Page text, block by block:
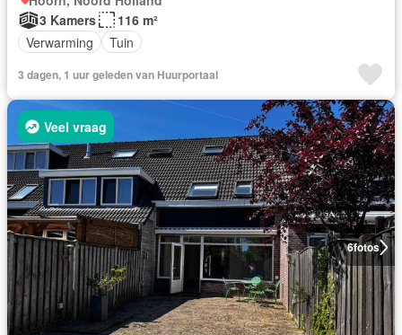
3 Kamers
116 m²
Verwarming
Tuin
3 dagen, 1 uur geleden van Huurportaal
6fotos
Veel vraag